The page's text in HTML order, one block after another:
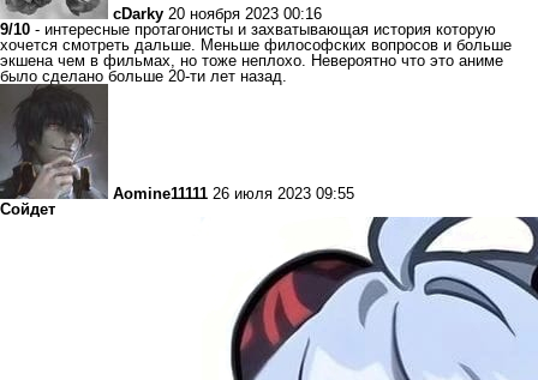
cDarky 20 ноября 2023 00:16
9/10 - интересные протагонисты и захватывающая история которую
хочется смотреть дальше. Меньше философских вопросов и больше
экшена чем в фильмах, но тоже неплохо. Невероятно что это аниме
было сделано больше 20-ти лет назад.
Aomine11111 26 июля 2023 09:55
Сойдет